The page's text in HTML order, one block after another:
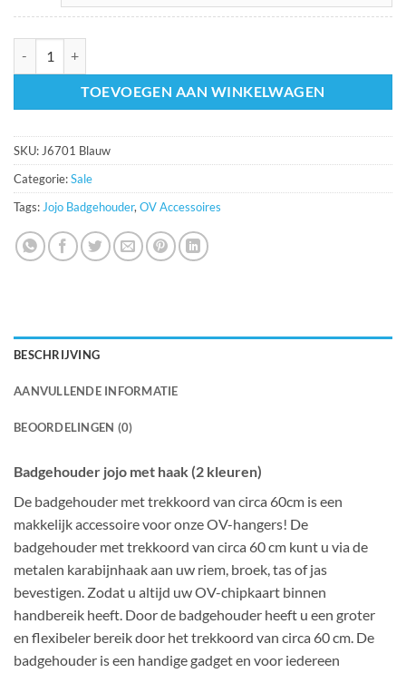
TOEVOEGEN AAN WINKELWAGEN
SKU: J6701 Blauw
Categorie:Sale
Tags: Jojo Badgehouder, OV Accessoires
BESCHRIJVING
AANVULLENDE INFORMATIE
BEOORDELINGEN (0)
Badgehouder jojo met haak (2 kleuren)
De badgehouder met trekkoord van circa 60cm is een
makkelijk accessoire voor onze OV-hangers! De
badgehouder met trekkoord van circa 60 cm kunt u via de
metalen karabijnhaak aan uw riem, broek, tas of jas
bevestigen. Zodat u altijd uw OV-chipkaart binnen
handbereik heeft. Door de badgehouder heeft u een groter
en flexibeler bereik door het trekkoord van circa 60 cm. De
badgehouder is een handige gadget en voor iedereen